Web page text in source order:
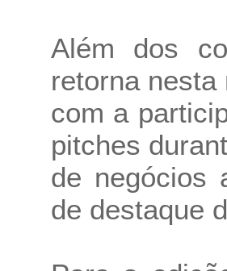
Além dos
retorna
com a
pitches
de negócios
de destaque